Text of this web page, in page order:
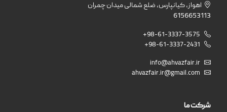
اهواز، کیانپارس، ضلع شمالی میدان چمران
6156653113
+98-61-3337-3575
+98-61-3337-2431
info@ahvazfair.ir
ahvazfair.ir@gmail.com
شرکت ما